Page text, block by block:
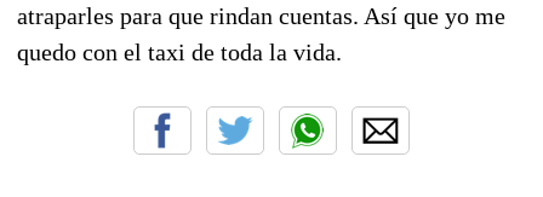
atraparles para que rindan cuentas. Así que yo me
quedo con el taxi de toda la vida.